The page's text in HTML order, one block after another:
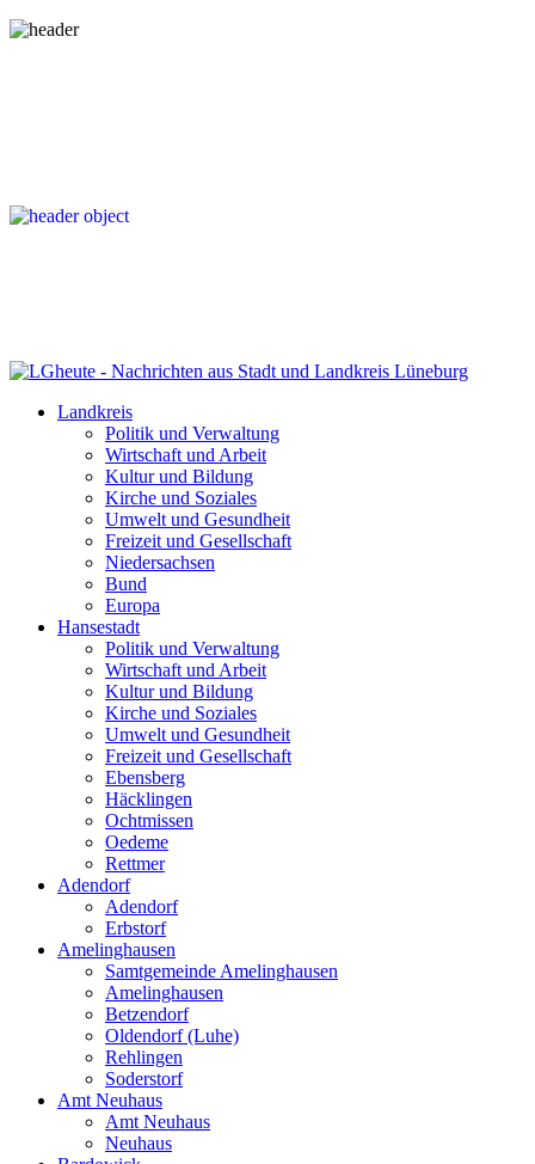
Landkreis
Politik und Verwaltung
Wirtschaft und Arbeit
Kultur und Bildung
Kirche und Soziales
Umwelt und Gesundheit
Freizeit und Gesellschaft
Niedersachsen
Bund
Europa
Hansestadt
Politik und Verwaltung
Wirtschaft und Arbeit
Kultur und Bildung
Kirche und Soziales
Umwelt und Gesundheit
Freizeit und Gesellschaft
Ebensberg
Häcklingen
Ochtmissen
Oedeme
Rettmer
Adendorf
Adendorf
Erbstorf
Amelinghausen
Samtgemeinde Amelinghausen
Amelinghausen
Betzendorf
Oldendorf (Luhe)
Rehlingen
Soderstorf
Amt Neuhaus
Amt Neuhaus
Neuhaus